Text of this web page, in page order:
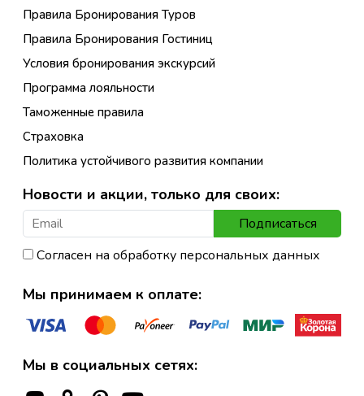
Правила Бронирования Туров
Правила Бронирования Гостиниц
Условия бронирования экскурсий
Программа лояльности
Таможенные правила
Страховка
Политика устойчивого развития компании
Новости и акции, только для своих:
Подписаться
Согласен на обработку персональных данных
Мы принимаем к оплате:
Мы в социальных сетях: